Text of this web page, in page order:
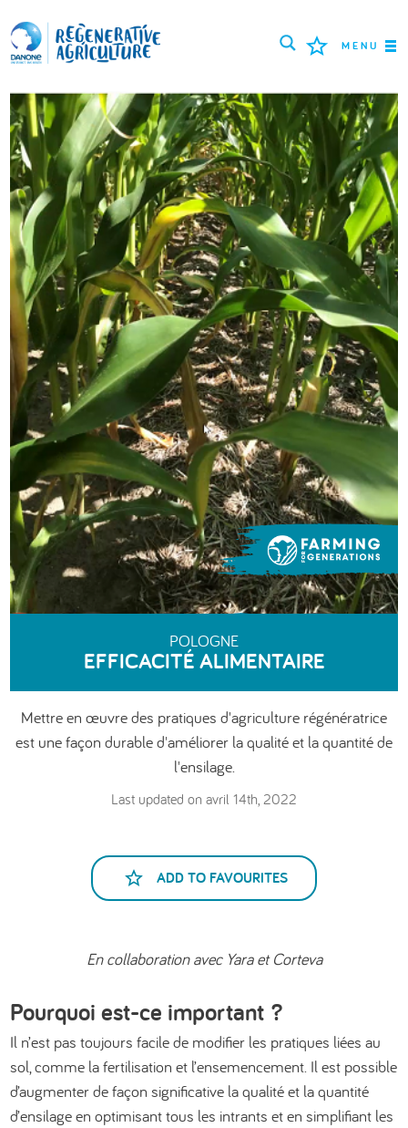
MENU
MISSION
AGRICULTEURS
BONNES PRATIQUES
OUTILS
LOGIN
РУССКИЙ ROMÂNĂ PORTUGUÊS
POLSKI NEDERLANDS FRANÇAIS
ESPAÑOL ENGLISH DEUTSCH
العربية
POLOGNE
EFFICACITÉ ALIMENTAIRE
Mettre en œuvre des pratiques d'agriculture régénératrice
est une façon durable d'améliorer la qualité et la quantité de
l'ensilage.
Last updated on avril 14th, 2022
ADD TO FAVOURITES
En collaboration avec Yara et Corteva
Pourquoi est-ce important ?
Il n’est pas toujours facile de modifier les pratiques liées au
sol, comme la fertilisation et l’ensemencement. Il est possible
d’augmenter de façon significative la qualité et la quantité
d’ensilage en optimisant tous les intrants et en simplifiant les